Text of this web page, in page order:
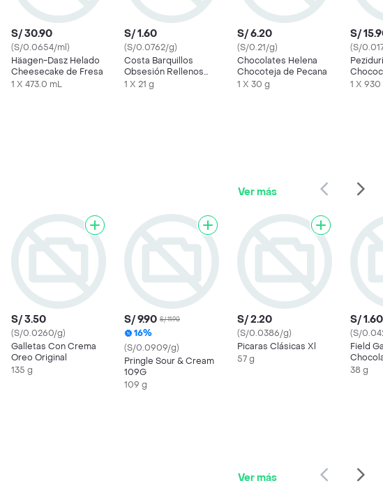
S/ 30.90
(S/0.0654/ml)
Häagen-Dasz Helado
Cheesecake de Fresa
1 X 473.0 mL
S/ 1.60
(S/0.0762/g)
Costa Barquillos
Obsesión Rellenos
con Crema de
1 X 21 g
S/ 6.20
(S/0.21/g)
Chocolates Helena
Chocoteja de Pecana
1 X 30 g
S/
(S/
1 X 930
Ver más
S/ 3.50
(S/0.0260/g)
Galletas Con Crema
Oreo Original
135 g
S/ 9.90 S/ 11.90
16%
(S/0.0909/g)
Pringle Sour & Cream
109G
109 g
S/ 2.20
(S/0.0386/g)
Picaras Clásicas Xl
57 g
S/ 1.60
(S/
Field
38 g
Ver más